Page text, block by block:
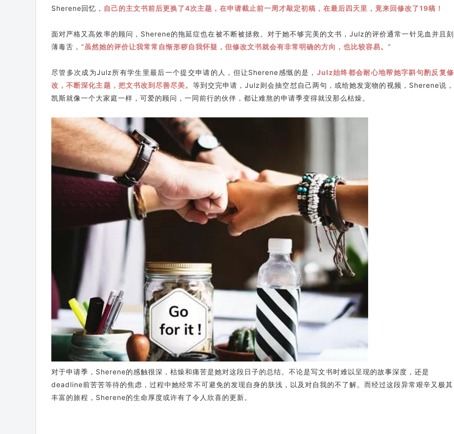
Sherene回忆， 自己的主文书前后更换了4次主题，在申请截止前一周才敲定初稿，在最后四天里，竟来回修改了19稿！
面对严格又高效率的顾问，Sherene的拖延症也在被不断被拯救。对于她不够完美的文书，Julz的评价通常一针见血并且刻
薄毒舌， “虽然她的评价让我常常自惭形秽自我怀疑，但修改文书就会有非常明确的方向，也比较容易。”
尽管多次成为Julz所有学生里最后一个提交申请的人，但让Sherene感慨的是， Julz始终都会耐心地帮她字斟句酌反复修
改，不断深化主题，把文书改到尽善尽美。 等到交完申请，Julz则会抽空怼自己两句，或给她发宠物的视频，Sherene说，
凯斯就像一个大家庭一样，可爱的顾问，一同前行的伙伴，都让难熬的申请季变得就没那么枯燥。
对于申请季，Sherene的感触很深，枯燥和痛苦是她对这段日子的总结。不论是写文书时难以呈现的故事深度，还是
deadline前苦苦等待的焦虑，过程中她经常不可避免的发现自身的肤浅，以及对自我的不了解。而经过这段异常艰辛又极其
丰富的旅程，Sherene的生命厚度或许有了令人欣喜的更新。